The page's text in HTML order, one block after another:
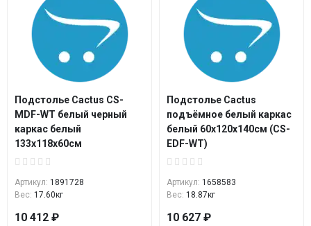
Подстолье Cactus CS-
MDF-WT белый черный
каркас белый
133x118x60см
Артикул: 1891728
Вес: 17.60кг
10 412 ₽
Подстолье Cactus
подъёмное белый каркас
белый 60x120x140см (CS-
EDF-WT)
Артикул: 1658583
Вес: 18.87кг
10 627 ₽